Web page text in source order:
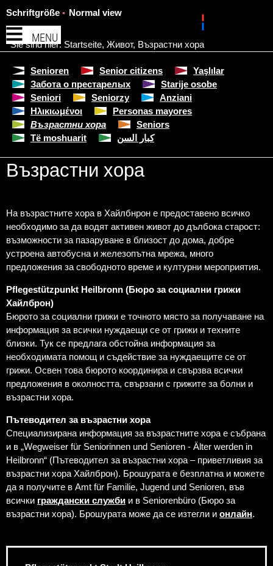
MENU
Schriftgröße Normal view
Sie sind hier: Startseite, Живот, Възрастни хора
Senioren Senior citizens
Yaşlılar
Забота о престарелых
Starije osobe
Seniori
Seniorzy
Anziani
Ηλικιωμένοι
Personas mayores
Възрастни хора
Seniors
Të moshuarit
كبار السن
Възрастни хора
На възрастните хора в Хайлбнрон е предоставено всичко
необходимо за да водят активен живот до дълбока старост:
възможности за пазаруване в близост до дома, добре
устроена автобусна и железопътна мрежа, много
предложения за свободното време и културни мероприятия.
Pflegestützpunkt Heilbronn (Бюро за социални грижи
Хайлброн)
Бюрото за социални грижи е точното място за получаване на
информация за всички нуждаещи се от грижи и техните
близки. Тук се предлага обстойна информация за
необходимата помощ и съдействие за нуждаещите се от
грижи. Освен това бюрото координира и свързва всички
предложения в околността, свързани с грижите за болни и
възрастни хора.
Пътеводител за възрастни хора
Специализирана информация за възрастните хора е събрана
и в „Wegweiser für Seniorinnen und Senioren - Älter werden in
Heilbronn“ (Пътеводител за възрастни хора – приветливия за
възрастни хора Хайлброн). Брошурата е безплатна и можете
да я получите в Amt für Familie, Jugend und Senioren, във
всички граждански служби и в Seniorenbüro (Бюро за
възрастни хора). Брошурата може да се изтегли и онлайн.